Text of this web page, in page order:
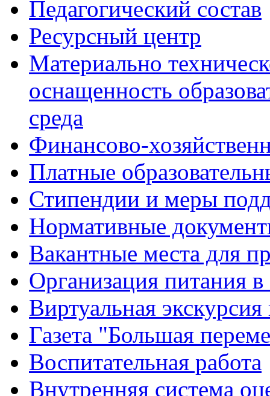
Педагогический состав
Ресурсный центр
Материально
оснащенность
среда
Финансово-
Платные
Стипендии и меры
Нормативные
Вакантные места для
Организация питания в
Виртуальная
Газета "Большая
Воспитательная работа
Внутренняя система